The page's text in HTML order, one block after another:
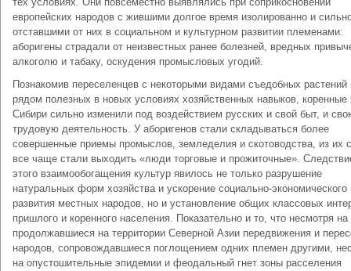
европейских народов с жившими долгое время изолированно и
отставшими от них в социальном и культурном развитии племенами:
аборигены страдали от неизвестных ранее болезней, вредных
алкоголю и табаку, оскудения промысловых угодий.
Познакомив переселенцев с некоторыми видами съедобных растений
рядом полезных в новых условиях хозяйственных навыков, коренные
Сибири сильно изменили под воздействием русских и свой быт, и
трудовую деятельность. У аборигенов стали складываться более
совершенные приемы промыслов, земледелия и скотоводства, из их
все чаще стали выходить «люди торговые и прожиточные».
этого взаимообогащения культур явилось не только разрушение
натуральных форм хозяйства и ускорение социально-экономического
развития местных народов, но и установление общих классовых
пришлого и коренного населения. Показательно и то, что несмотря на
продолжавшиеся на территории Северной Азии передвижения и
народов, сопровождавшиеся поглощением одних племен другими,
на опустошительные эпидемии и феодальный гнет зоны расселения